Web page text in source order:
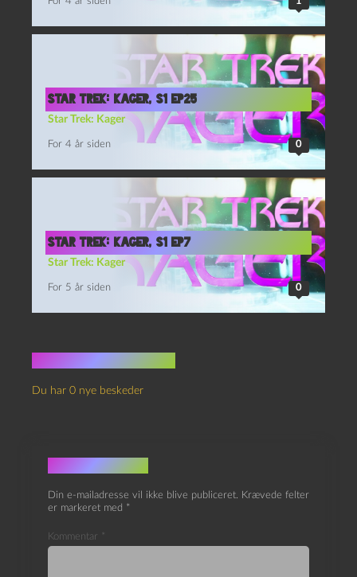
Star Trek: Kager, S1 Ep25
Star Trek: Kager
For 4 år siden 0
Star Trek: Kager, S1 Ep7
Star Trek: Kager
For 5 år siden 0
Du har 0 nye beskeder
Skriv et svar
Din e-mailadresse vil ikke blive publiceret. Krævede felter
er markeret med *
Kommentar *